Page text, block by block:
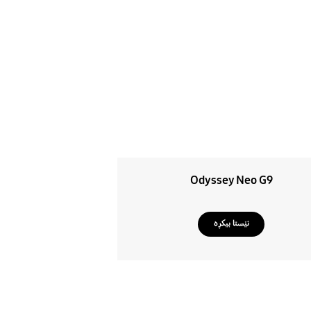
Odyssey Neo G9
ئێستا بیکڕە